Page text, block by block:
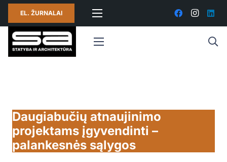
EL. ŽURNALAI
Daugiabučių atnaujinimo
projektams įgyvendinti –
palankesnės sąlygos